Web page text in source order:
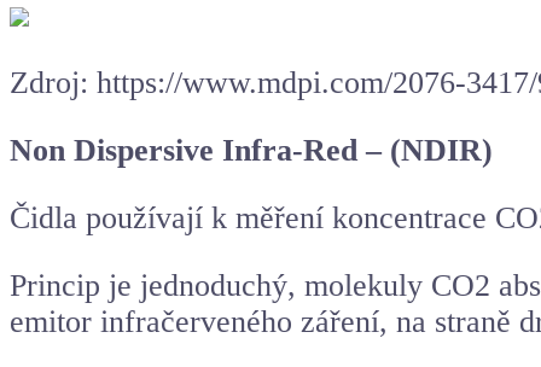
Zdroj: https://www.mdpi.com/2076-
Non Dispersive Infra-Red – (NDIR)
Čidla používají k měření koncentrace
Princip je jednoduchý, molekuly CO2
emitor infračerveného záření, na straně